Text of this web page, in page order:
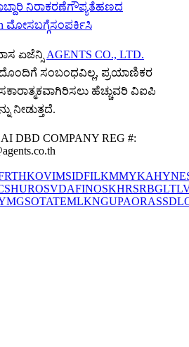
ನಿರಾಕರಣೆಗೌಪ್ಯತೆಹಣದ
ಮೋಸಬಗ್ಗೆಸಂಪರ್ಕಿಸಿ
ಏಜೆನ್ಸಿ AGENTS CO., LTD.
ಸಂಬಂಧವಿಲ್ಲ, ಪ್ರಯಾಣಿಕರ
ಹೆಚ್ಚುವರಿ ವಿಐಪಿ
ನೀಡುತ್ತದೆ.
DBD COMPANY REG #:
THKOVIMSIDFILKMMYKAHYNE
HUROSVDAFINOSKHRSRBGLT
MGSOTATEMLKNGUPAORASSD